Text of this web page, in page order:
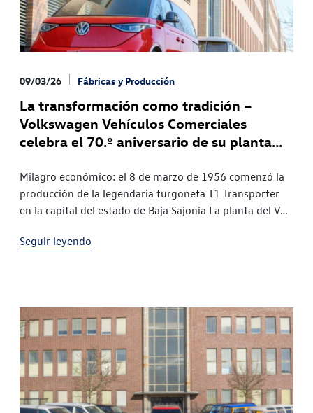
09/03/26 Fábricas y Producción
La transformación como tradición –
Volkswagen Vehículos Comerciales
celebra el 70.º aniversario de su planta
Milagro económico: el 8 de marzo de 1956 comenzó la
producción de la legendaria furgoneta T1 Transporter
en la capital del estado de Baja Sajonia La planta del VW
Seguir leyendo